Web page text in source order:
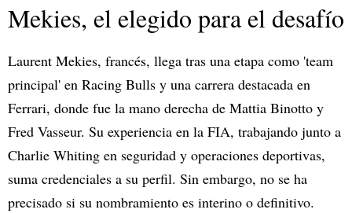
Mekies, el elegido para el desafío
Laurent Mekies, francés, llega tras una etapa como 'team
principal' en Racing Bulls y una carrera destacada en
Ferrari, donde fue la mano derecha de Mattia Binotto y
Fred Vasseur. Su experiencia en la FIA, trabajando junto a
Charlie Whiting en seguridad y operaciones deportivas,
suma credenciales a su perfil. Sin embargo, no se ha
precisado si su nombramiento es interino o definitivo.